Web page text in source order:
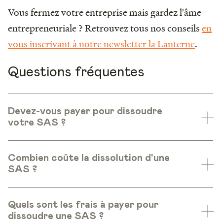
Vous fermez votre entreprise mais gardez l'âme
entrepreneuriale ? Retrouvez tous nos conseilsen
vous inscrivant à notre newsletter la Lanterne.
Questions fréquentes
Devez-vous payer pour dissoudre
votre SAS ?
Combien coûte la dissolution d'une
SAS ?
Quels sont les frais à payer pour
dissoudre une SAS ?